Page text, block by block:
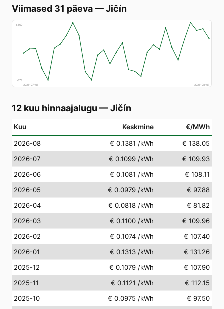
Viimased 31 päeva—Jičín
€160
€78
2026-07-08
2026-08-07
12 kuu hinnaajalugu —Jičín
Kuu Keskmine €/MWh
2026-08 € 0.1381 /kWh
€ 138.05
2026-07
€ 0.1099 /kWh
€ 109.93
2026-06
€ 0.1081 /kWh
€ 108.11
2026-05
€ 0.0979 /kWh
€ 97.88
2026-04
€ 0.0818 /kWh
€ 81.82
2026-03
€ 0.1100 /kWh
€ 109.96
2026-02
€ 0.1074 /kWh
€ 107.40
2026-01
€ 0.1313 /kWh
€ 131.26
2025-12
€ 0.1079 /kWh
€ 107.90
2025-11
€ 0.1121 /kWh
€ 112.15
2025-10
€ 0.0975 /kWh
€ 97.50